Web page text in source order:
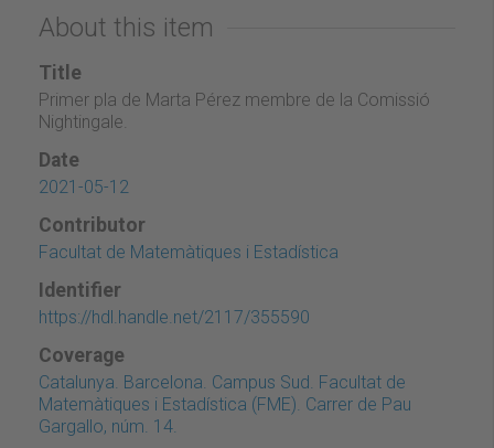
About this item
Title
Primer pla de Marta Pérez membre de la Comissió
Nightingale.
Date
2021-05-12
Contributor
Facultat de Matemàtiques i Estadística
Identifier
https://hdl.handle.net/2117/355590
Coverage
Catalunya. Barcelona. Campus Sud. Facultat de
Matemàtiques i Estadística (FME). Carrer de Pau
Gargallo, núm. 14.